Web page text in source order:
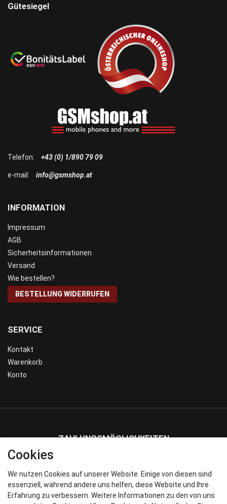
SERVICE
Kontakt
Warenkorb
Konto
INFORMATION
Impressum
AGB
Sicherheitsinformationen
Versand
Wie bestellen?
BESTELLUNG WIDERRUFEN
Telefon: +43 (0) 1/890 79 09
e-mail: info@gsmshop.at
Gütesiegel
ZAHLUNGSMÖGLICHKEITEN
WIR VERSENDEN MIT
Cookies
Wir nutzen Cookies auf unserer Website. Einige von diesen sind
essenziell, während andere uns helfen, diese Website und Ihre
Erfahrung zu verbessern. Weitere Informationen zu den von uns